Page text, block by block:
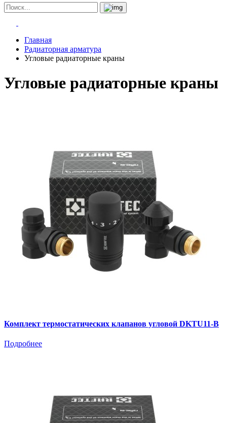
Главная
Радиаторная арматура
Угловые радиаторные краны
Угловые радиаторные краны
Комплект термостатических клапанов угловой DKTU11-B
Подробнее